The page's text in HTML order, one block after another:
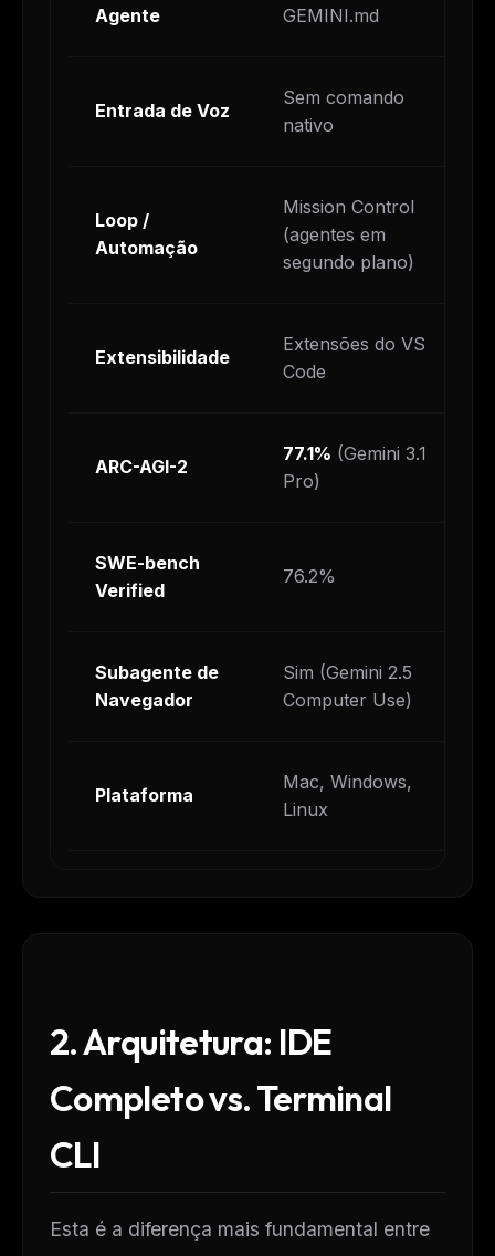
Agente
GEMINI.md
Entrada de Voz
Sem comando
nativo
Loop /
Automação
Mission Control
(agentes em
segundo plano)
Extensibilidade
Extensões do VS
Code
ARC-AGI-2
77.1% (Gemini 3.1
Pro)
SWE-bench
Verified
76.2%
Subagente de
Navegador
Sim (Gemini 2.5
Computer Use)
Plataforma
Mac, Windows,
Linux
2. Arquitetura: IDE
Completo vs. Terminal
CLI
Esta é a diferença mais fundamental entre